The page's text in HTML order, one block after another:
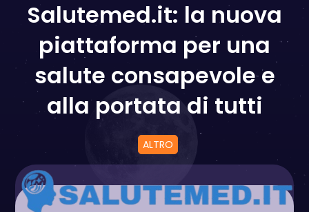
Salutemed.it: la nuova
piattaforma per una
salute consapevole e
alla portata di tutti
ALTRO